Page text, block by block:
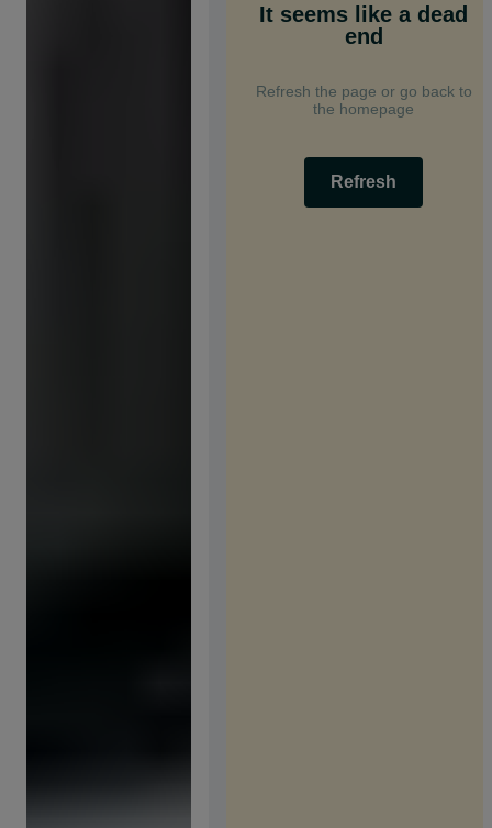
It seems like a dead
end
Refresh the page or go back to
the homepage
Refresh